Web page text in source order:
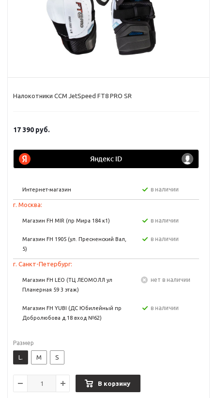
Налокотники CCM JetSpeed FT8 PRO SR
17 390 руб.
Интернет-магазин в наличии
г. Москва:
Магазин FH MIR (пр Мира 184 к1) в наличии
Магазин FH 1905 (ул. Пресненский Вал,
5)
в наличии
г. Санкт-Петербург:
Магазин FH LEO (ТЦ ЛЕОМОЛЛ ул
Планерная 59 3 этаж)
Нет в наличии
Магазин FH YUBI (ДС Юбилейный пр
Добролюбова д.18 вход №62)
в наличии
Размер
L. M S
В корзину